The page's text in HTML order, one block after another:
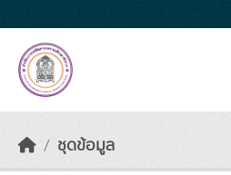
ชุดข้อมูล